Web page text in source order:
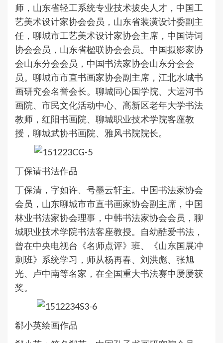
师，山东省轻工系统专业技术拔尖人才，中国工
艺美术设计家协会会员，山东省装潢设计委副主
任，聊城市工艺美术设计家协会主席，中国诗词
协会会员，山东省楹联协会会员。中国摄影家协
会山东分会会员，中国书法家协会山东分会会
员。聊城市市直书画家协会副主席，江北水城书
画研究会名誉会长。聊城同心国学院、大运河书
画院、市民文化活动中心、高新区老年大学书法
教师，红阳书画院、聊城职业技术学院客座教
授，聊城武协书画院、雅风书院院长。
丁保请书法作品
丁保清，字如许、号墨云轩主。中国书法家协会
会员，山东聊城市市直书画家协会副主席，中国
林业书法家协会理事，中韩书法家协会会员，聊
城职业技术学院书法客座教授。自幼酷爱书法，
曾在中央电视台《名师点评》班、《山东国展冲
刺班》系统学习，师从杨再春、刘洪彪、张旭
光、卢中南等名家，在全国重大书法赛中屡屡获
奖。
郗小英绘画作品